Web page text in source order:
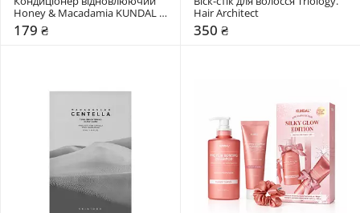
Honey & Macadamia KUNDAL
"Baby Powder"
179 ₴
Hair Architect
350 ₴